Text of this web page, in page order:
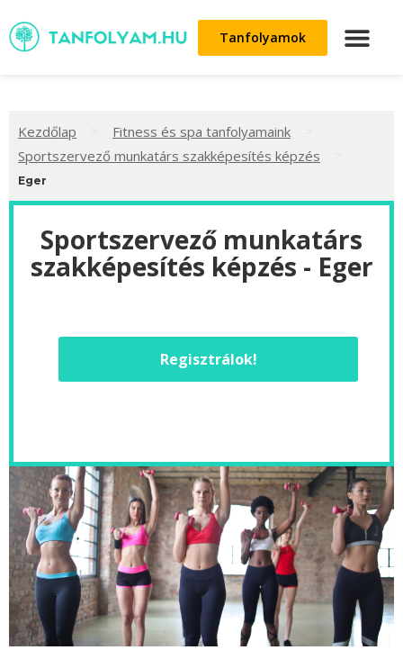
Tanfolyamok
Kezdőlap Fitness és spa tanfolyamaink
Sportszervező munkatárs szakképesítés képzés
Eger
Sportszervező munkatárs
szakképesítés képzés - Eger
Regisztrálok!